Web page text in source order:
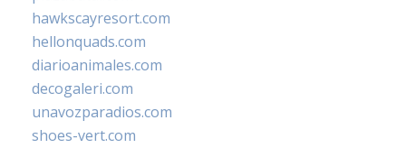
hawkscayresort.com
hellonquads.com
diarioanimales.com
decogaleri.com
unavozparadios.com
shoes-vert.com